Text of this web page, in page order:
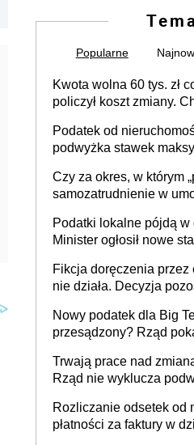
Popularne
Kwota wolna 60 tys. zł
policzył koszt zmiany.
Podatek od
podwyżka stawek
budynków i lokali
prowadzeniem
Czy za okres, w którym
samozatrudnienie w
umowy cywilnoprawnej
racjonalnym wyjściem
Podatki lokalne pójdą
Minister ogłosił nowe
Fikcja doręczenia
nie działa. Decyzja
Nowy podatek dla Big
przesądzony? Rząd
Trwają prace nad
Rząd nie wyklucza
Rozliczanie odsetek od
płatności za faktury w